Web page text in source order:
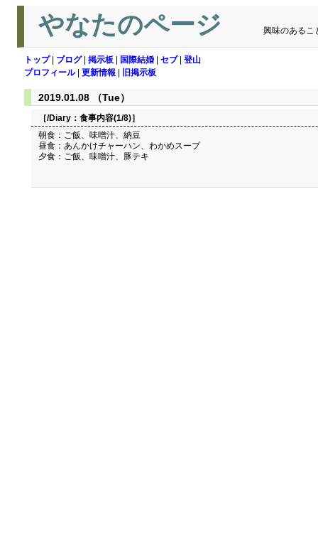
やなたのページ 興味のあるこ
トップ| ブログ| 掲示板 国際結婚 セブ| 登山
プロフィール| 更新情報 旧掲示板
2019.01.08 （Tue）
［/Diary： 食事内容(1/8)］
朝食：ご飯、味噌汁、納豆
昼食：あんかけチャーハン、わかめスープ
夕食：ご飯、味噌汁、豚テキ